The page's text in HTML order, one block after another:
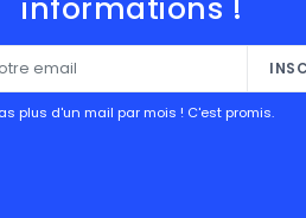
informations !
plus d'un mail par mois ! C'est promis.